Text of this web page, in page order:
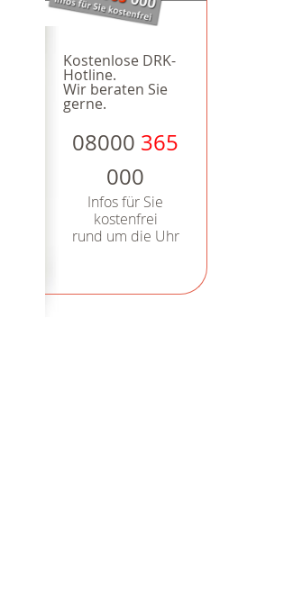
Kostenlose DRK-
Hotline.
Wir beraten Sie
gerne.
08000 365
000
Infos für Sie
kostenfrei
rund um die Uhr